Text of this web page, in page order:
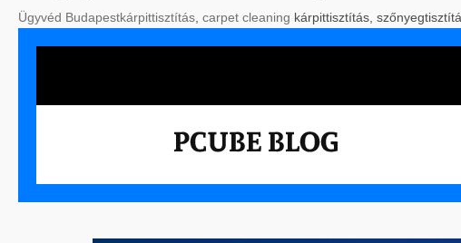
Ügyvéd Budapestkárpittisztítás carpet cleaning kárpittisztítás,